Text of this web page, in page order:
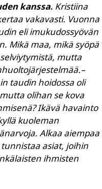
kanssa. Kristiina
vakavasti. Vuonna
eli imukudossyövän
Mikä maa, mikä syöpä
mutta
–
taudin hoidossa oli
olihan se kova
Ikävä havainto
kuoleman
Alkaa aiempaa
asiat, joihin
ihmisten